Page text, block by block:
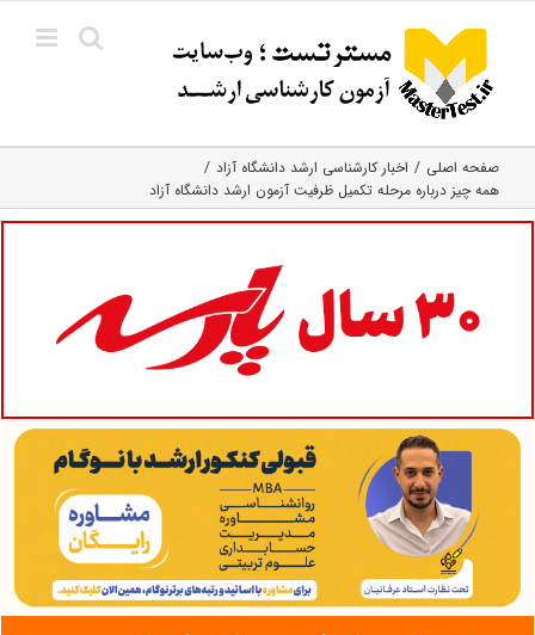
content
صفحه اصلی
اخبار کارشناسی ارشد دانشگاه آزاد
همه چیز درباره مرحله تکمیل ظرفیت آزمون ارشد دانشگاه آزاد